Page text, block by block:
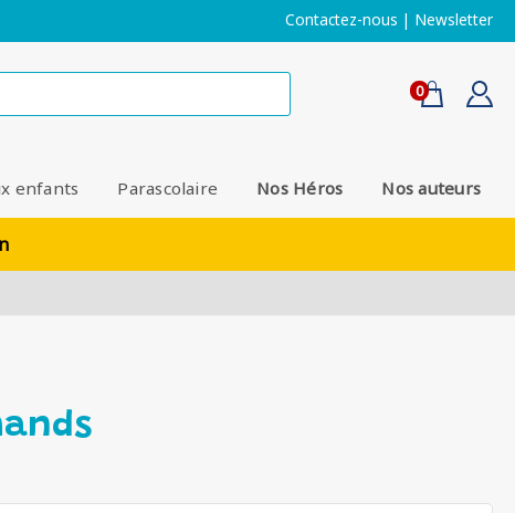
Contactez-nous | Newsletter
0
enfants Parascolaire Nos Héros Nos auteurs